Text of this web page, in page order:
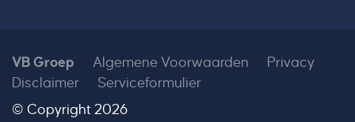
VB Groep Algemene Voorwaarden
Privacy
Disclaimer
Serviceformulier
© Copyright 2026